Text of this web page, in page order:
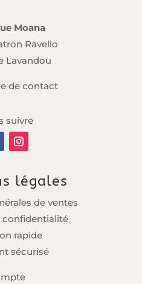
Moana
Ravello
Lavandou
de contact
suivre
légales
de ventes
confidentialité
rapide
sécurisé